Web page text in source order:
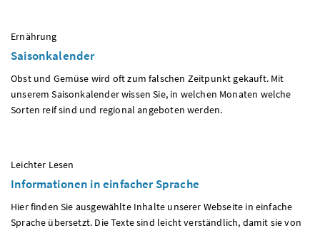
Ernährung:
Saisonkalender
Obst und Gemüse wird oft zum falschen Zeitpunkt gekauft. Mit
unserem Saisonkalender wissen Sie, in welchen Monaten welche
Sorten reif sind und regional angeboten werden.
Leichter Lesen
Informationen in einfacher Sprache
Hier finden Sie ausgewählte Inhalte unserer Webseite in einfache
Sprache übersetzt. Die Texte sind leicht verständlich, damit sie von